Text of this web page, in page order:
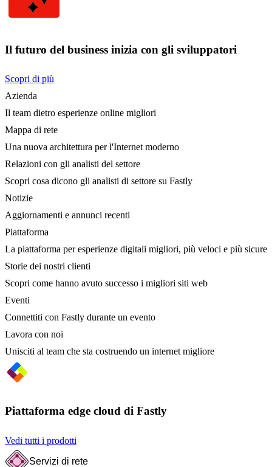
Il futuro del business inizia con gli sviluppatori
Scopri di più
Azienda
Il team dietro esperienze online migliori
Mappa di rete
Una nuova architettura per l'Internet moderno
Relazioni con gli analisti del settore
Scopri cosa dicono gli analisti di settore su Fastly
Notizie
Aggiornamenti e annunci recenti
Piattaforma
La piattaforma per esperienze digitali migliori, più veloci e più sicure
Storie dei nostri clienti
Scopri come hanno avuto successo i migliori siti web
Eventi
Connettiti con Fastly durante un evento
Lavora con noi
Unisciti al team che sta costruendo un internet migliore
Piattaforma edge cloud di Fastly
Vedi tutti i prodotti
Servizi di rete